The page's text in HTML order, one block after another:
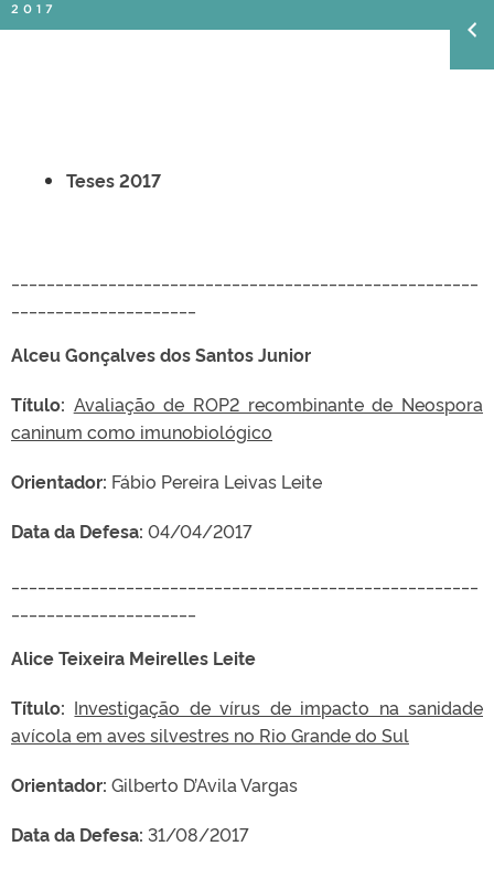
2017
Teses 2017
Alceu Gonçalves dos Santos Junior
Título: Avaliação de ROP2 recombinante de Neospora
caninum como imunobiológico
Orientador: Fábio Pereira Leivas Leite
Data da Defesa: 04/04/2017
Alice Teixeira Meirelles Leite
Título: Investigação de vírus de impacto na sanidade
avícola em aves silvestres no Rio Grande do Sul
Orientador: Gilberto D’Avila Vargas
Data da Defesa: 31/08/2017